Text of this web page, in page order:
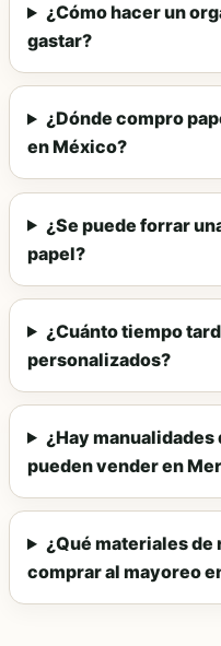
¿Cómo hacer un
gastar?
¿Dónde compro
en México?
¿Se puede forrar
papel?
¿Cuánto tiempo
personalizados?
¿Hay manualidades
pueden vender en
¿Qué materiales
comprar al mayoreo